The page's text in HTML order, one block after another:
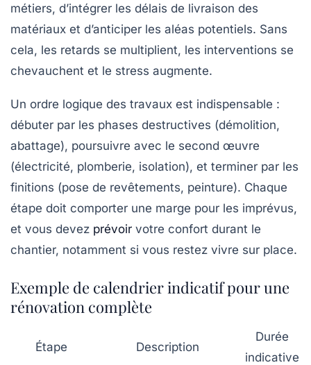
métiers, d’intégrer les délais de livraison des
matériaux et d’anticiper les aléas potentiels. Sans
cela, les retards se multiplient, les interventions se
chevauchent et le stress augmente.
Un ordre logique des travaux est indispensable :
débuter par les phases destructives (démolition,
abattage), poursuivre avec le second œuvre
(électricité, plomberie, isolation), et terminer par les
finitions (pose de revêtements, peinture). Chaque
étape doit comporter une marge pour les imprévus,
et vous devez prévoir votre confort durant le
chantier, notamment si vous restez vivre sur place.
Exemple de calendrier indicatif pour une
rénovation complète
Étape Description
Durée
indicative